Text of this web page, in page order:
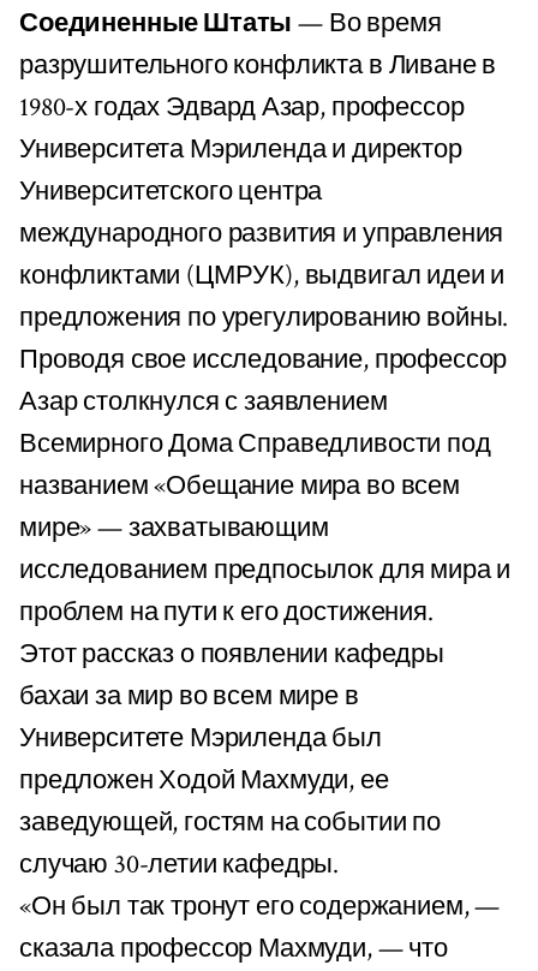
Соединенные Штаты — Во время
разрушительного конфликта в Ливане в
1980-х годах Эдвард Азар, профессор
Университета Мэриленда и директор
Университетского центра
международного развития и управления
конфликтами (ЦМРУК), выдвигал идеи и
предложения по урегулированию войны.
Проводя свое исследование, профессор
Азар столкнулся с заявлением
Всемирного Дома Справедливости под
названием «Обещание мира во всем
мире» — захватывающим
исследованием предпосылок для мира и
проблем на пути к его достижения.
Этот рассказ о появлении кафедры
бахаи за мир во всем мире в
Университете Мэриленда был
предложен Ходой Махмуди, ее
заведующей, гостям на событии по
случаю 30-летии кафедры.
«Он был так тронут его содержанием, —
сказала профессор Махмуди, — что